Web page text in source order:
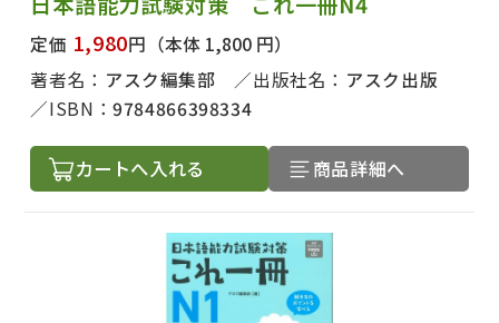
定価 1,980円 （本体 1,800 円）
著者名： アスク編集部 出版社名： アスク出版
ISBN：9784866398334
カートへ入れる 商品詳細へ